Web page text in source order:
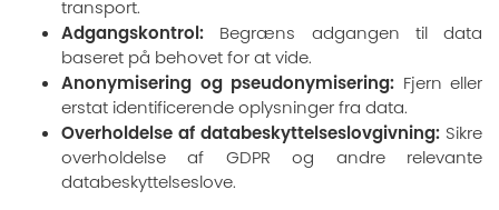
transport.
Adgangskontrol: Begræns adgangen til data
baseret på behovet for at vide.
Anonymisering og pseudonymisering: Fjern eller
erstat identificerende oplysninger fra data.
Overholdelse af databeskyttelseslovgivning: Sikre
overholdelse af GDPR og andre relevante
databeskyttelseslove.